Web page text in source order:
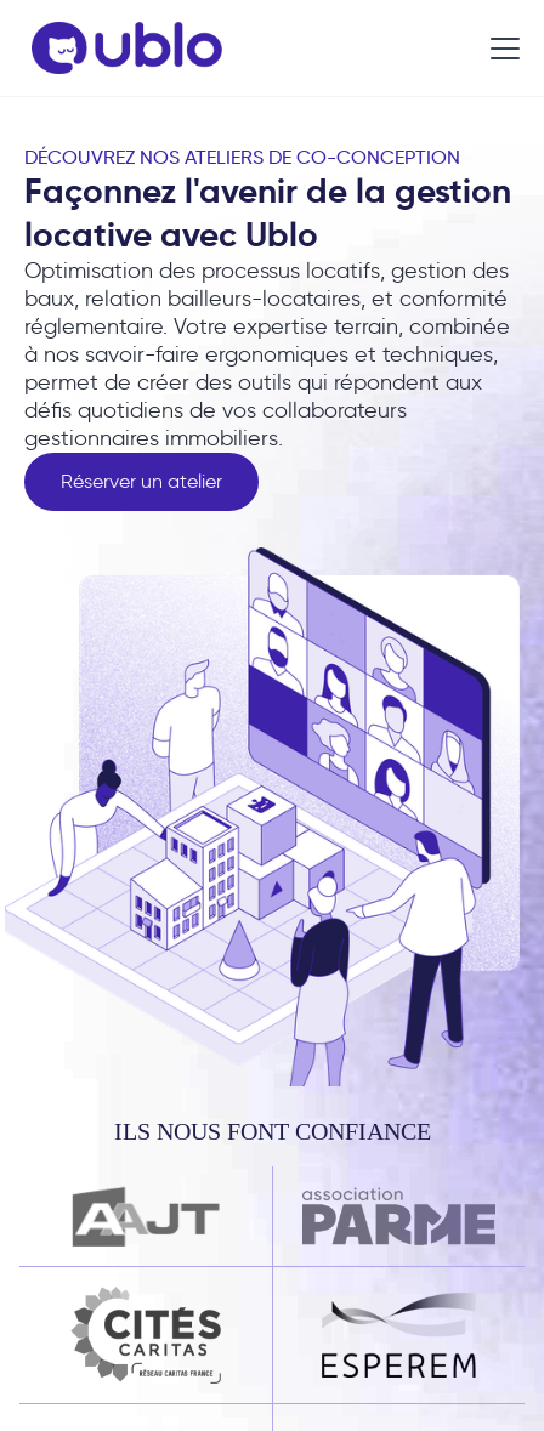
DÉCOUVREZ NOS ATELIERS DE CO-CONCEPTION
Façonnez l'avenir de la gestion
locative avec Ublo
Optimisation des processus locatifs, gestion des
baux, relation bailleurs-locataires, et conformité
réglementaire. Votre expertise terrain, combinée
à nos savoir-faire ergonomiques et techniques,
permet de créer des outils qui répondent aux
défis quotidiens de vos collaborateurs
gestionnaires immobiliers.
Réserver un atelier
ILS NOUS FONT CONFIANCE